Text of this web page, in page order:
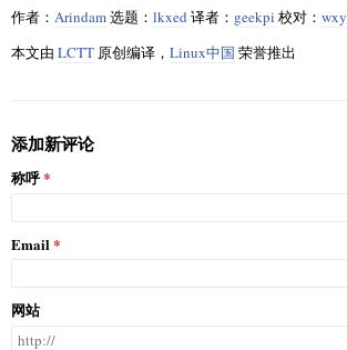
作者： Arindam选题： lkxed 译者： geekpi 校对： wxy
本文由 LCTT 原创编译， Linux中国 荣誉推出
添加新评论
称呼
Email
网站